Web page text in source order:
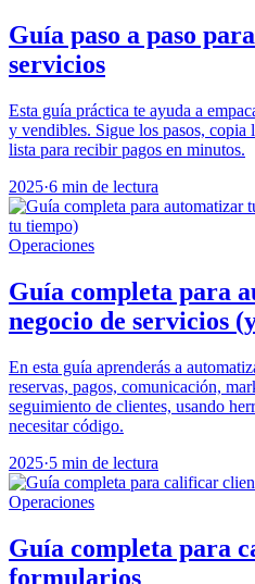
Guía paso a paso
servicios
Esta guía práctica te ayuda a
y vendibles. Sigue los pasos, copia
lista para recibir pagos en minutos.
2025·6 min de lectura
Operaciones
Guía completa para
negocio de servicios
En esta guía aprenderás a
reservas, pagos, comunicación,
seguimiento de clientes, usando
necesitar código.
2025·5 min de lectura
Operaciones
Guía completa para
formularios